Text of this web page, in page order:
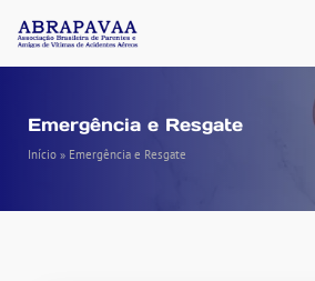
Emergência e Resgate
Início » Emergência e Resgate